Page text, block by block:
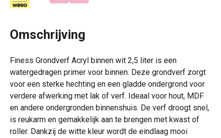
Omschrijving
Finess Grondverf Acryl binnen wit 2,5 liter is een
watergedragen primer voor binnen. Deze grondverf zorgt
voor een sterke hechting en een gladde ondergrond voor
verdere afwerking met lak of verf. Ideaal voor hout, MDF
en andere ondergronden binnenshuis. De verf droogt snel,
is reukarm en gemakkelijk aan te brengen met kwast of
roller. Dankzij de witte kleur wordt de eindlaag mooi